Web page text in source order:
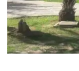
y descubre
townhouse
en la calle